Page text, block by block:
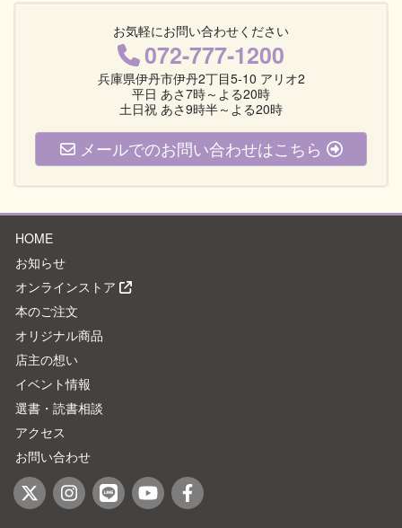
お気軽にお問い合わせください
072-777-1200
兵庫県伊丹市伊丹2丁目5-10 アリオ2
平日 あさ7時～よる20時
土日祝 あさ9時半～よる20時
メールでのお問い合わせはこちら
HOME
お知らせ
オンラインストア
本のご注文
オリジナル商品
店主の想い
イベント情報
選書・読書相談
アクセス
お問い合わせ